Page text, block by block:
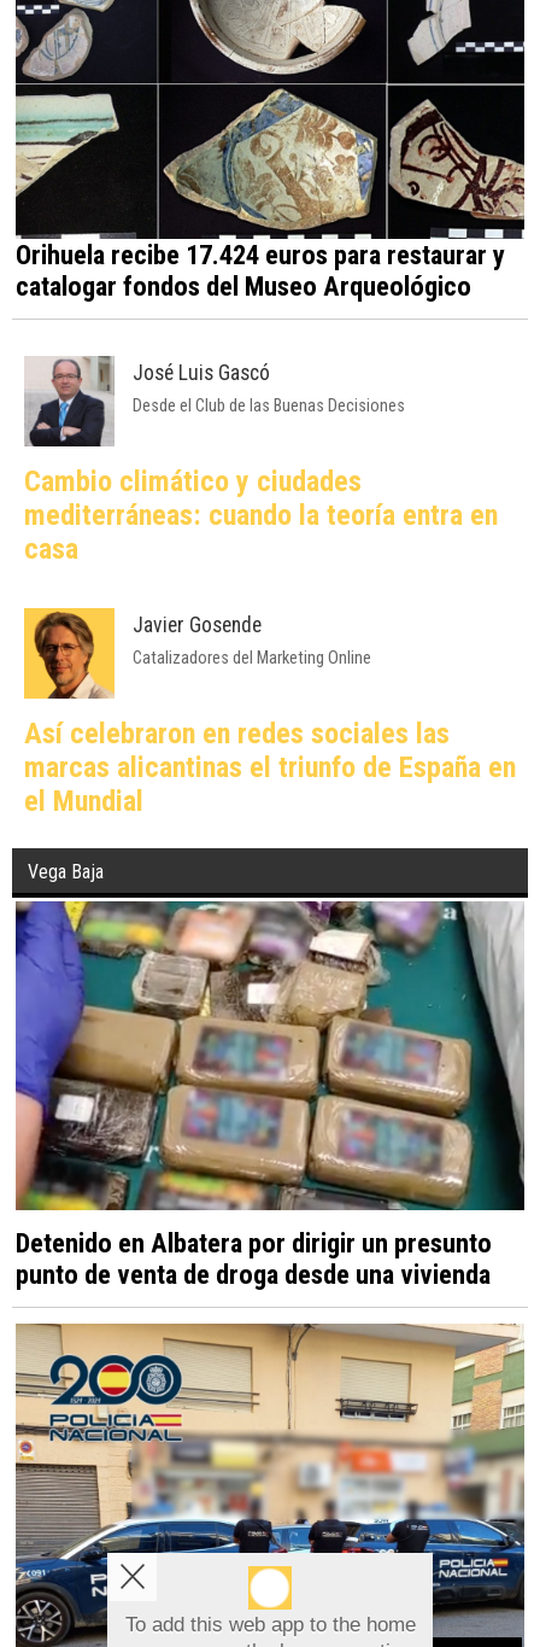
Orihuela recibe 17.424 euros para restaurar y
catalogar fondos del Museo Arqueológico
José Luis Gascó
Desde el Club de las Buenas Decisiones
Cambio climático y ciudades
mediterráneas: cuando la teoría entra en
casa
Javier Gosende
Catalizadores del Marketing Online
Así celebraron en redes sociales las
marcas alicantinas el triunfo de España en
el Mundial
Vega Baja
Detenido en Albatera por dirigir un presunto
punto de venta de droga desde una vivienda
To add this web app to the home